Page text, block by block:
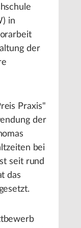
in
der
Praxis"
der
bei
seit rund
das